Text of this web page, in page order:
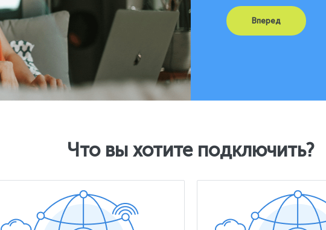
Вперед
Что вы хотите подключить?